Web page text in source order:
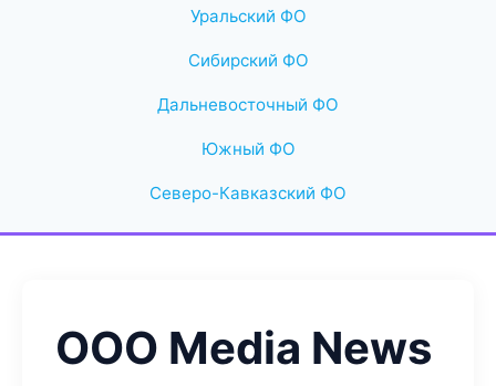
Уральский ФО
Сибирский ФО
Дальневосточный ФО
Южный ФО
Северо-Кавказский ФО
ООО Media News